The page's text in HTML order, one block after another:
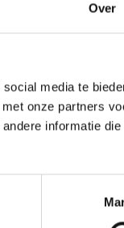
Over
media te
onze partners
informatie